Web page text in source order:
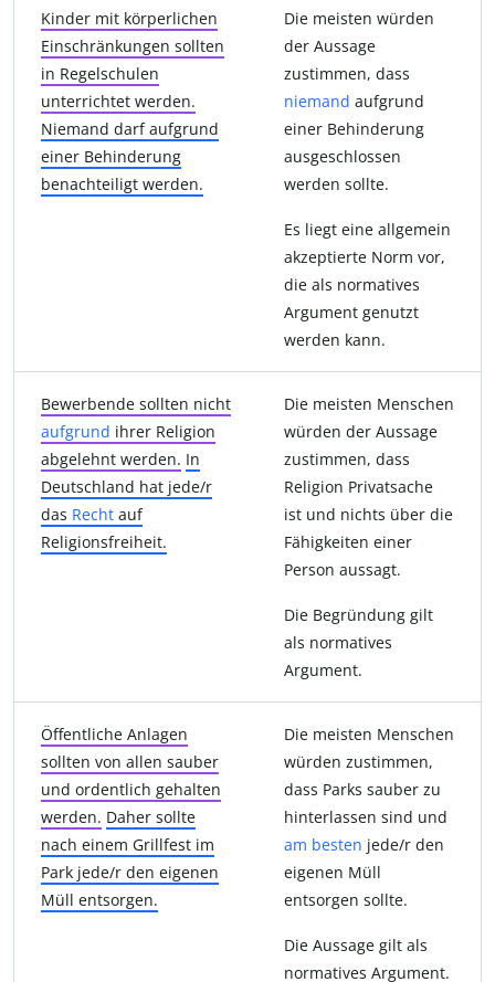
Kinder mit körperlichen
Einschränkungen sollten
in Regelschulen
unterrichtet werden.
Niemand darf aufgrund
einer Behinderung
benachteiligt werden.
Die meisten würden
der Aussage
zustimmen, dass
niemand aufgrund
einer Behinderung
ausgeschlossen
werden sollte.
Es liegt eine allgemein
akzeptierte Norm vor,
die als normatives
Argument genutzt
werden kann.
Bewerbende sollten nicht
aufgrund ihrer Religion
abgelehnt werden. In
Deutschland hat jede/r
das Recht auf
Religionsfreiheit.
Die meisten Menschen
würden der Aussage
zustimmen, dass
Religion Privatsache
ist und nichts über die
Fähigkeiten einer
Person aussagt.
Die Begründung gilt
als normatives
Argument.
Öffentliche Anlagen
sollten von allen sauber
und ordentlich gehalten
werden. Daher sollte
nach einem Grillfest im
Park jede/r den eigenen
Müll entsorgen.
Die meisten Menschen
würden zustimmen,
dass Parks sauber zu
hinterlassen sind und
am besten jede/r den
eigenen Müll
entsorgen sollte.
Die Aussage gilt als
normatives Argument.